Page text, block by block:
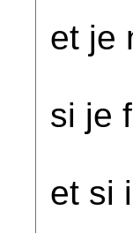
et je
si je
et si